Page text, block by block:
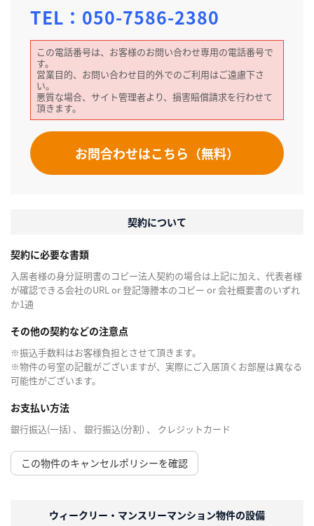
TEL： 050-7586-2380
この電話番号は、お客様のお問い合わせ専用の電話番号で
す。
営業目的、お問い合わせ目的外でのご利用はご遠慮下さ
い。
悪質な場合、サイト管理者より、損害賠償請求を行わせて
頂きます。
お問合わせはこちら（無料）
契約について
契約に必要な書類
入居者様の身分証明書のコピー法人契約の場合は上記に加え、代表者様
が確認できる会社のURL or 登記簿謄本のコピー or 会社概要書のいずれ
か1通
その他の契約などの注意点
※振込手数料はお客様負担とさせて頂きます。
※物件の号室の記載がございますが、実際にご入居頂くお部屋は異なる
可能性がございます。
お支払い方法
銀行振込(一括) 、 銀行振込(分割) 、 クレジットカード
この物件のキャンセルポリシーを確認
ウィークリー・マンスリーマンション物件の設備